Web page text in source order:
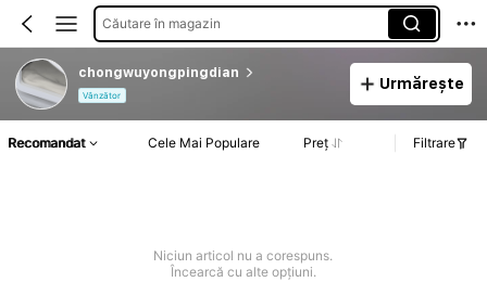
Căutare în magazin
chongwuyongpingdian
Vânzător
Urmărește
Recomandat Cele Mai Populare Preț Filtrare
Niciun articol nu a corespuns.
Încearcă cu alte opțiuni.